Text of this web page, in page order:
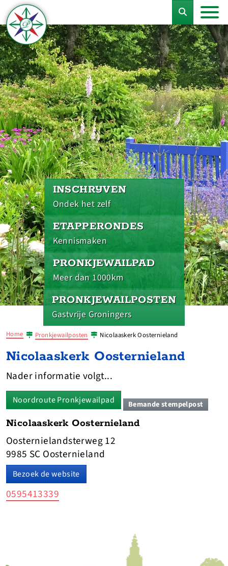
INSCHRIJVEN
Ondek het zelf
ETAPPERONDES
Kennismaken
PRONKJEWAILPAD
Meer dan 1000km
PRONKJEWAILPOSTEN
Gastvrije Groningers
Home Pronkjewailposten Nicolaaskerk Oosternieland
Nicolaaskerk Oosternieland
Nader informatie volgt...
Noordroute Pronkjewailpad Bemande stempelpost
Nicolaaskerk Oosternieland
Oosternielandsterweg 12
9985 SC Oosternieland
Bezoek de website
0595413339